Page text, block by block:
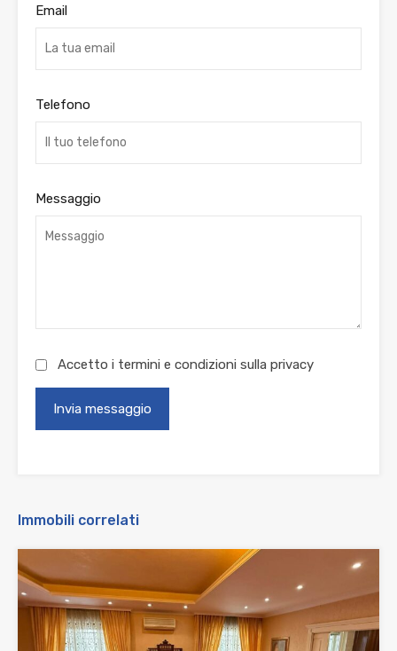
Email
Telefono
Messaggio
Accetto i termini e condizioni sulla privacy
Immobili correlati